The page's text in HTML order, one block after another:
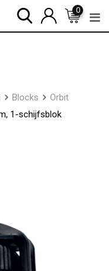
0
Blocks
Orbit
1-schijfsblok